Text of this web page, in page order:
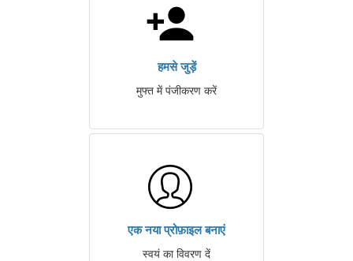
हमसे जुड़ें
मुफ्त में पंजीकरण करें
एक नया प्रोफ़ाइल बनाएं
स्वयं का विवरण दें